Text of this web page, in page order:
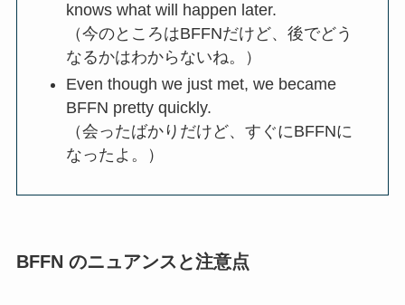
knows what will happen later.
（今のところはBFFNだけど、後でどう
なるかはわからないね。）
Even though we just met, we became
BFFN pretty quickly.
（会ったばかりだけど、すぐにBFFNに
なったよ。）
BFFN のニュアンスと注意点